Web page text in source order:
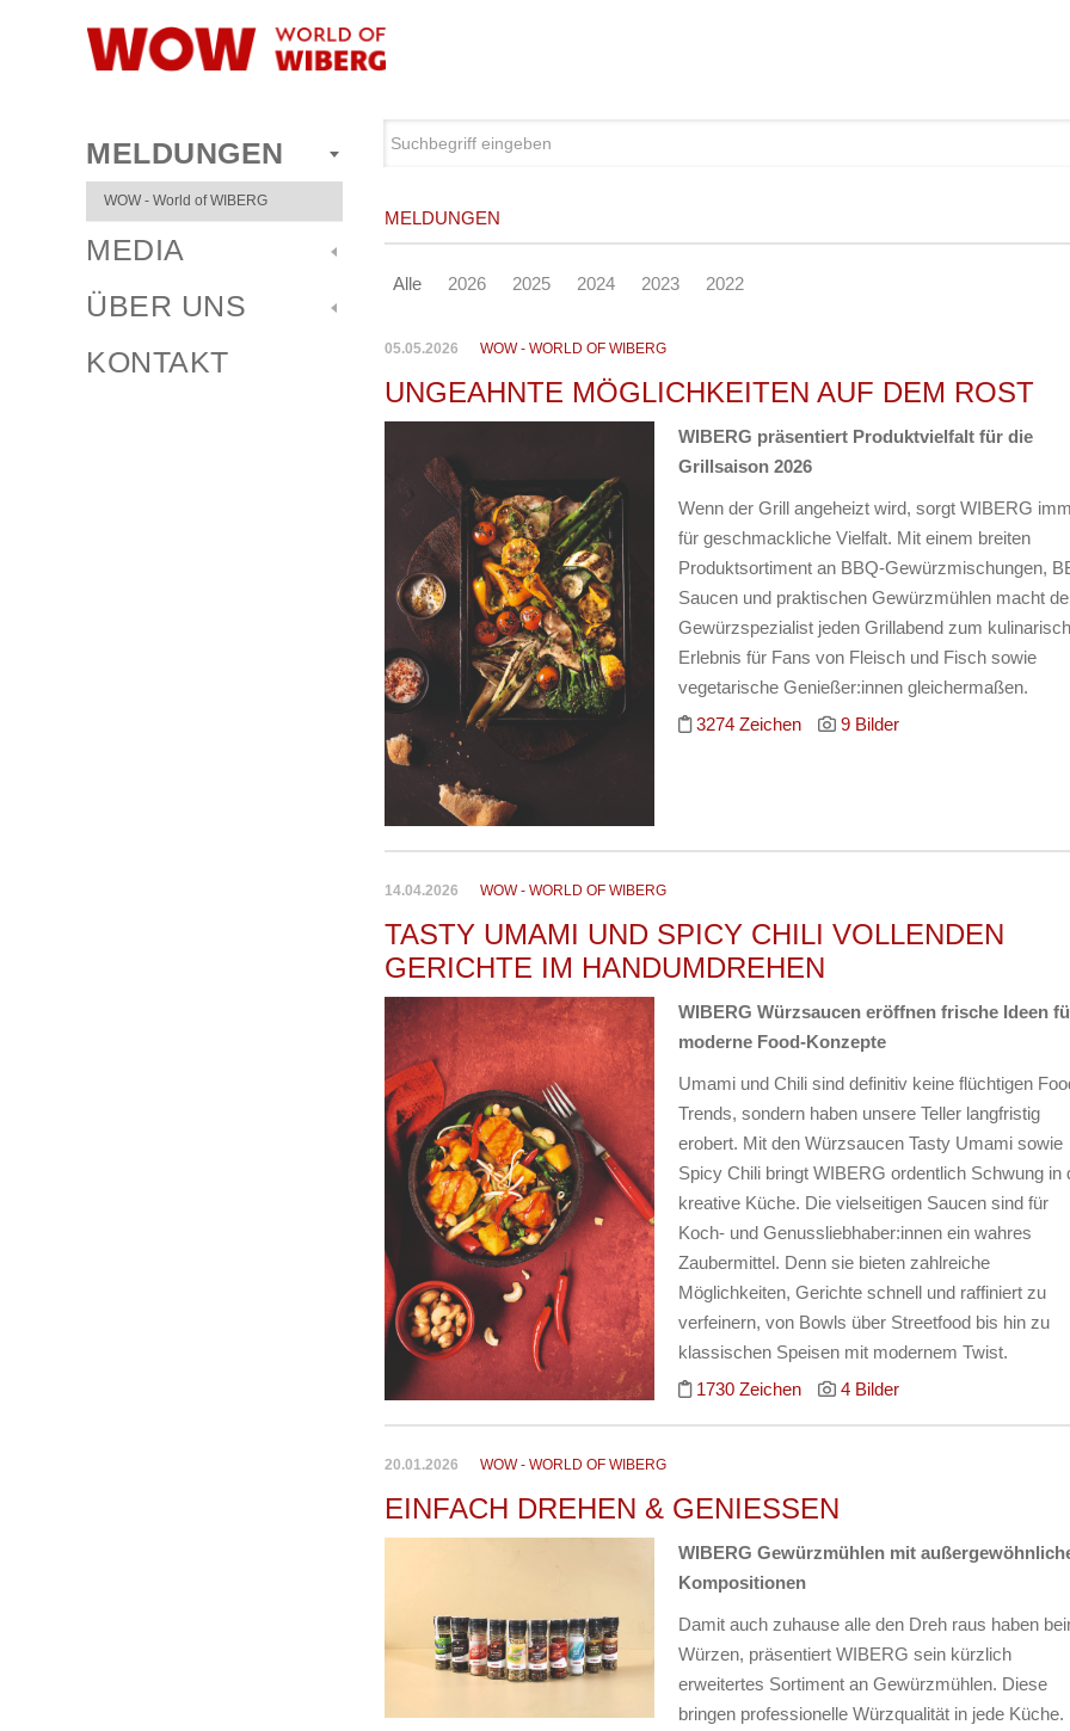
MELDUNGEN
WOW - World of WIBERG
MEDIA
ÜBER UNS
KONTAKT
MELDUNGEN
Alle 2026 2025 2024 2023 2022
05.05.2026 WOW - WORLD OF WIBERG
UNGEAHNTE MÖGLICHKEITEN AUF DEM ROST
WIBERG präsentiert Produktvielfalt für die
Grillsaison 2026
Wenn der Grill angeheizt wird, sorgt WIBERG
für geschmackliche Vielfalt. Mit einem breiten
Produktsortiment an BBQ-Gewürzmischungen,
Saucen und praktischen Gewürzmühlen macht
Gewürzspezialist jeden Grillabend zum
Erlebnis für Fans von Fleisch und Fisch sowie
vegetarische Genießer:innen gleichermaßen.
3274 Zeichen
9 Bilder
14.04.2026 WOW - WORLD OF WIBERG
TASTY UMAMI UND SPICY CHILI VOLLENDEN
GERICHTE IM HANDUMDREHEN
WIBERG Würzsaucen eröffnen frische Ideen
moderne Food-Konzepte
Umami und Chili sind definitiv keine flüchtigen
Trends, sondern haben unsere Teller langfristig
erobert. Mit den Würzsaucen Tasty Umami sowie
Spicy Chili bringt WIBERG ordentlich Schwung in
kreative Küche. Die vielseitigen Saucen sind für
Koch- und Genussliebhaber:innen ein wahres
Zaubermittel. Denn sie bieten zahlreiche
Möglichkeiten, Gerichte schnell und raffiniert zu
verfeinern, von Bowls über Streetfood bis hin zu
klassischen Speisen mit modernem Twist.
1730 Zeichen
4 Bilder
20.01.2026 WOW - WORLD OF WIBERG
EINFACH DREHEN & GENIESSEN
WIBERG Gewürzmühlen mit
Kompositionen
Damit auch zuhause alle den Dreh raus haben
Würzen, präsentiert WIBERG sein kürzlich
erweitertes Sortiment an Gewürzmühlen. Diese
bringen professionelle Würzqualität in jede Küche.